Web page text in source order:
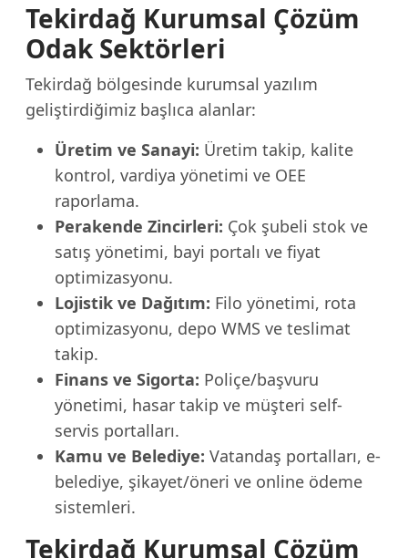
Tekirdağ Kurumsal Çözüm
Odak Sektörleri
Tekirdağ bölgesinde kurumsal yazılım
geliştirdiğimiz başlıca alanlar:
Üretim ve Sanayi: Üretim takip, kalite
kontrol, vardiya yönetimi ve OEE
raporlama.
Perakende Zincirleri: Çok şubeli stok ve
satış yönetimi, bayi portalı ve fiyat
optimizasyonu.
Lojistik ve Dağıtım: Filo yönetimi, rota
optimizasyonu, depo WMS ve teslimat
takip.
Finans ve Sigorta: Poliçe/başvuru
yönetimi, hasar takip ve müşteri self-
servis portalları.
Kamu ve Belediye: Vatandaş portalları, e-
belediye, şikayet/öneri ve online ödeme
sistemleri.
Tekirdağ Kurumsal Çözüm